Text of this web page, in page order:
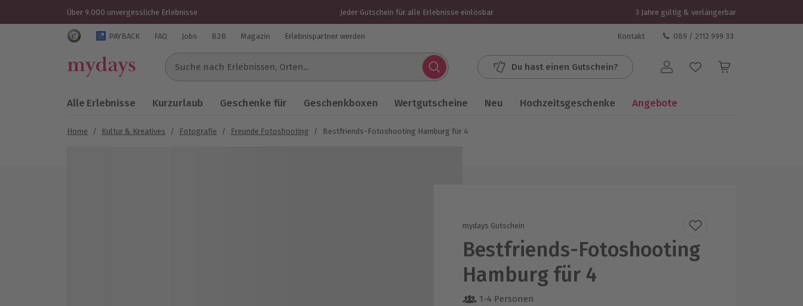
Über 9.000 unvergessliche Erlebnisse Jeder Gutschein für alle Erlebnisse einlösbar 3 Jahre gültig & verlängerbar
Trustedshops Bewertungen für mydays.de
PAYBACK FAQ Jobs B2B Magazin Erlebnispartner werden Kontakt 089 / 2112 999 33
Suche nach Erlebnissen...
Du hast einen Gutschein? Benutzerkonto
Alle Erlebnisse Kurzurlaub Geschenke für Geschenkboxen Wertgutscheine Neu Hochzeitsgeschenke Angebote
Home / Kultur & Kreatives / Fotografie / Freunde Fotoshooting / Bestfriends-Fotoshooting Hamburg für 4
mydays Gutschein
Bestfriends-Fotoshooting
Hamburg für 4
1-4 Personen